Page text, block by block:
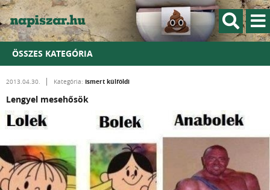
ÖSSZES KATEGÓRIA
2013.04.30. Kategória: Ismert külföldi
Lengyel mesehősök